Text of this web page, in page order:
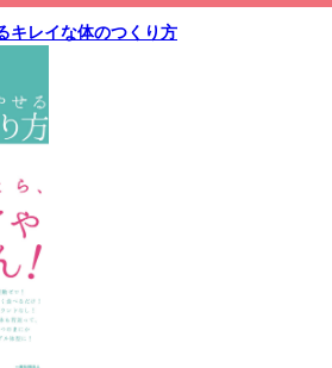
キレイな体のつくり方